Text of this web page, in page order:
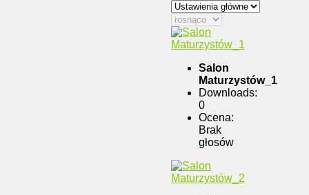
Salon
Maturzystów_1
Downloads:
0
Ocena:
Brak
głosów